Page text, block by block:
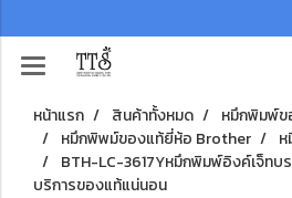
หน้าแรก สินค้าทั้งหมด
หมึกพิมพ์ข
หมึกพิพม์ของแท้ยี่ห้อ Brother
BTH-LC-3617Yหมึกพิมพ์อิงค์เจ็ทบ
บริการของแท้แน่นอน